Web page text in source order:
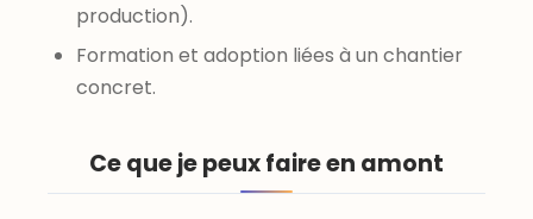
production).
Formation et adoption liées à un chantier
concret.
Ce que je peux faire en amont